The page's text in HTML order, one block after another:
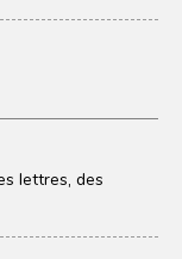
lettres, des